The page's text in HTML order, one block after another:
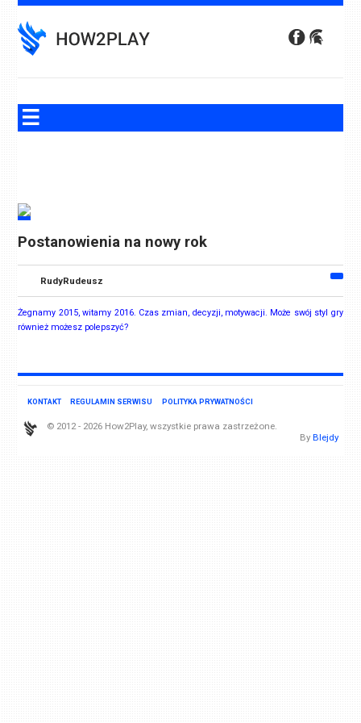
to
content
Postanowienia na nowy rok
RudyRudeusz
Żegnamy 2015, witamy 2016. Czas zmian, decyzji, motywacji. Może swój styl gry
również możesz polepszyć?
KONTAKT REGULAMIN SERWISU POLITYKA PRYWATNOŚCI
© 2012 - 2026 How2Play, wszystkie prawa zastrzeżone.
By Blejdy